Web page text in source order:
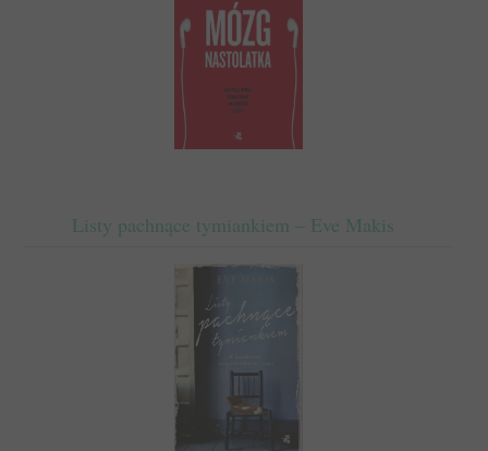
Listy pachnące tymiankiem – Eve Makis